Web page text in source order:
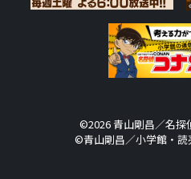
©2026 青山剛昌／名探
©青山剛昌／小学館・読